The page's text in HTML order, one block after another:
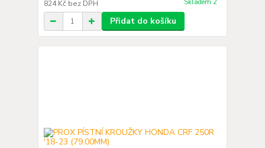
824 Kč bez DPH Skladem 2
Přidat do košíku